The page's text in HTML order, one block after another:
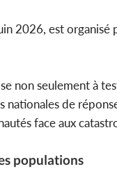
2026, est
non seulement à
nationales de
face aux
populations